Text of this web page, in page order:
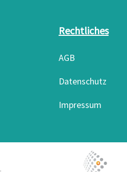
Rechtliches
AGB
Datenschutz
Impressum